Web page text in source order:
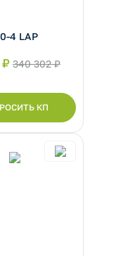
4 LAP
₽ 340 302 ₽
КП